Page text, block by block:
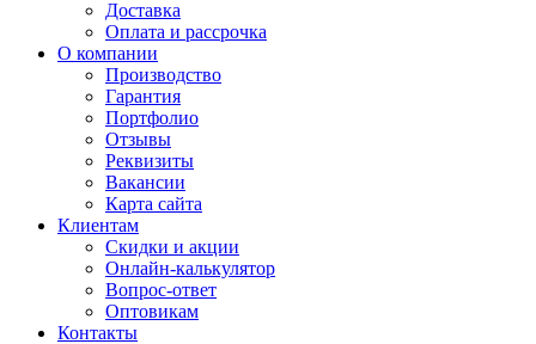
Доставка
Оплата и рассрочка
О компании
Производство
Гарантия
Портфолио
Отзывы
Реквизиты
Вакансии
Карта сайта
Клиентам
Скидки и акции
Онлайн-калькулятор
Вопрос-ответ
Оптовикам
Контакты